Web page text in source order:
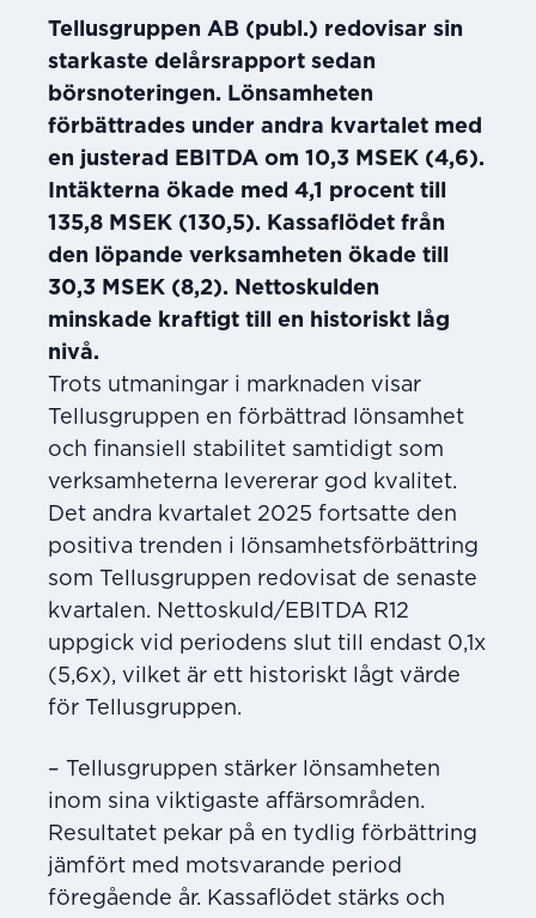
Tellusgruppen AB (publ.) redovisar sin
starkaste delårsrapport sedan
börsnoteringen. Lönsamheten
förbättrades under andra kvartalet med
en justerad EBITDA om 10,3 MSEK (4,6).
Intäkterna ökade med 4,1 procent till
135,8 MSEK (130,5). Kassaflödet från
den löpande verksamheten ökade till
30,3 MSEK (8,2). Nettoskulden
minskade kraftigt till en historiskt låg
nivå.
Trots utmaningar i marknaden visar
Tellusgruppen en förbättrad lönsamhet
och finansiell stabilitet samtidigt som
verksamheterna levererar god kvalitet.
Det andra kvartalet 2025 fortsatte den
positiva trenden i lönsamhetsförbättring
som Tellusgruppen redovisat de senaste
kvartalen. Nettoskuld/EBITDA R12
uppgick vid periodens slut till endast 0,1x
(5,6x), vilket är ett historiskt lågt värde
för Tellusgruppen.
– Tellusgruppen stärker lönsamheten
inom sina viktigaste affärsområden.
Resultatet pekar på en tydlig förbättring
jämfört med motsvarande period
föregående år. Kassaflödet stärks och